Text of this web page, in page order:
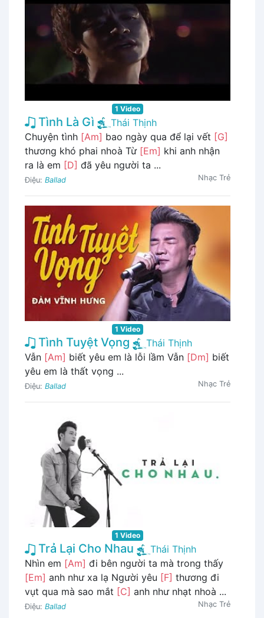
1 Video
Tình Là Gì
Thái Thịnh
Chuyện tình [Am] bao ngày qua để lại vết [G]
thương khó phai nhoà Từ [Em] khi anh nhận
ra là em [D] đã yêu người ta ...
Điệu: Ballad Nhạc Trẻ
1 Video
Tình Tuyệt Vọng
Thái Thịnh
Vẫn [Am] biết yêu em là lỗi lầm Vẫn [Dm] biết
yêu em là thất vọng ...
Điệu: Ballad Nhạc Trẻ
1 Video
Trả Lại Cho Nhau
Thái Thịnh
Nhìn em [Am] đi bên người ta mà trong thấy
[Em] anh như xa lạ Người yêu [F] thương đi
vụt qua mà sao mắt [C] anh như nhạt nhoà ...
Điệu: Ballad Nhạc Trẻ